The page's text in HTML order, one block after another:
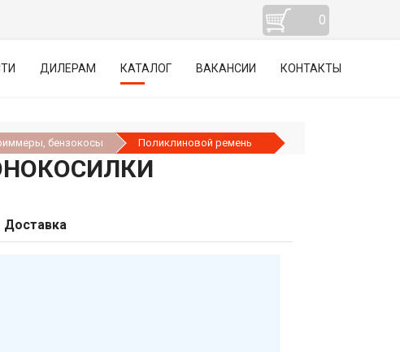
0
ДИЛЕРАМ КАТАЛОГ ВАКАНСИИ КОНТАКТЫ
бензокосы Поликлиновой ремень
Доставка